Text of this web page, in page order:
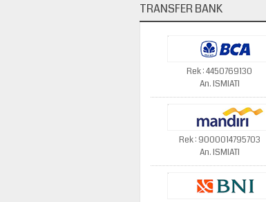
TRANSFER BANK
Rek : 4450769130
An. ISMIATI
Rek : 9000014795703
An. ISMIATI